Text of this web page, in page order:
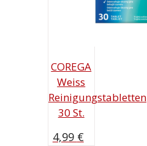
COREGA
Weiss
Reinigungstabletten
30 St.
4,99 €